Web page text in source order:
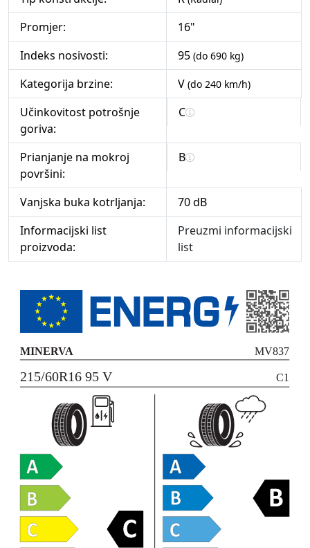
Promjer:
16"
Indeks nosivosti:
95 (do 690 kg)
Kategorija brzine: V (do 240 km/h)
Učinkovitost potrošnje
goriva:
C
Prianjanje na mokroj
površini:
B
Vanjska buka kotrljanja:
70 dB
Informacijski list
proizvoda:
Preuzmi informacijski
list